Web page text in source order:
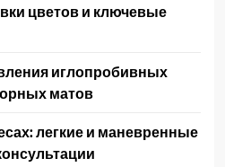
цветов и ключевые
иглопробивных
матов
легкие и маневренные